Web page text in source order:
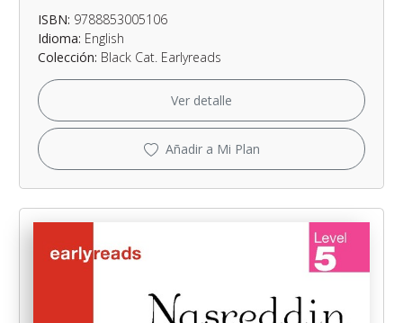
ISBN: 9788853005106
Idioma: English
Colección: Black Cat. Earlyreads
Ver detalle
Añadir a Mi Plan